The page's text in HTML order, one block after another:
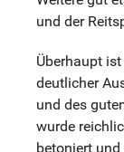
und der
Überhaupt
deutlicher
und des
wurde
betoniert